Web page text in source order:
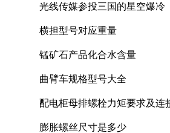
光线传媒参投三国的星空爆冷
横担型号对应重量
锰矿石产品化合水含量
曲臂车规格型号大全
配电柜母排螺栓力矩要求及连
膨胀螺丝尺寸是多少